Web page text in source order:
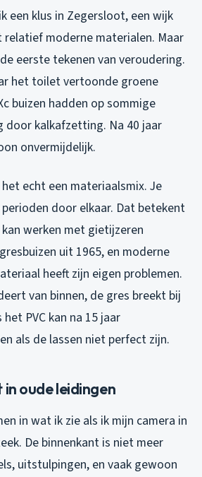
een klus in Zegersloot, een wijk
relatief moderne materialen. Maar
eerste tekenen van veroudering.
het toilet vertoonde groene
buizen hadden op sommige
door kalkafzetting. Na 40 jaar
onvermijdelijk.
echt een materiaalsmix. Je
door elkaar. Dat betekent
werken met gietijzeren
uit 1965, en moderne
heeft zijn eigen problemen.
van binnen, de gres breekt bij
PVC kan na 15 jaar
als de lassen niet perfect zijn.
oude leidingen
in wat ik zie als ik mijn camera in
De binnenkant is niet meer
uitstulpingen, en vaak gewoon